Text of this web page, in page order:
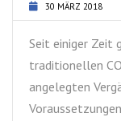
30 MÄRZ 2018
Seit einiger Zeit
traditionellen
angelegten